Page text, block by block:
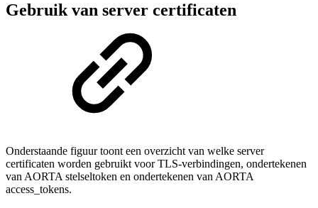
Gebruik van server certificaten
Onderstaande figuur toont een overzicht van welke server
certificaten worden gebruikt voor TLS-verbindingen, ondertekenen
van AORTA stelseltoken en ondertekenen van AORTA
access_tokens.